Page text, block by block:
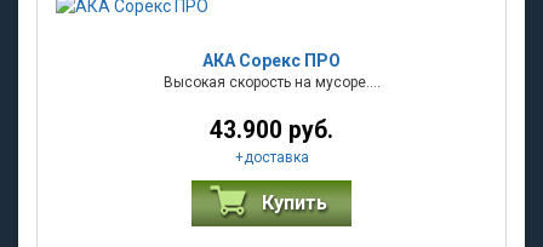
АКА Сорекс ПРО
Высокая скорость на мусоре....
43.900 руб.
+доставка
Купить